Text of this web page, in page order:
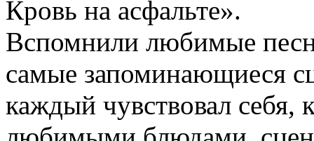
Кровь на асфальте».
Вспомнили любимые
самые запоминающиеся
каждый чувствовал себя,